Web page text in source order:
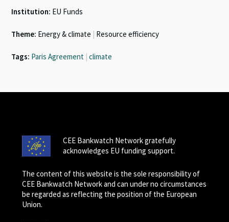
Institution: EU Funds
Theme: Energy & climate Resource efficiency
Tags: Paris Agreement climate
CEE Bankwatch Network gratefully
acknowledges EU funding support.
The content of this website is the sole responsibility of
CEE Bankwatch Network and can under no circumstances
be regarded as reflecting the position of the European
Union.